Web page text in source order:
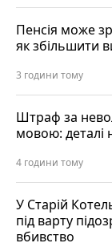
Пенсія може
як збільшити
3 години тому
Штраф за
мовою: деталі
4 години тому
У Старій
під варту
вбивство